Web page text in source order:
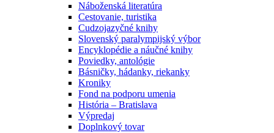
Náboženská literatúra
Cestovanie, turistika
Cudzojazyčné knihy
Slovenský paralympijský výbor
Encyklopédie a náučné knihy
Poviedky, antológie
Básničky, hádanky, riekanky
Kroniky
Fond na podporu umenia
História – Bratislava
Výpredaj
Doplnkový tovar